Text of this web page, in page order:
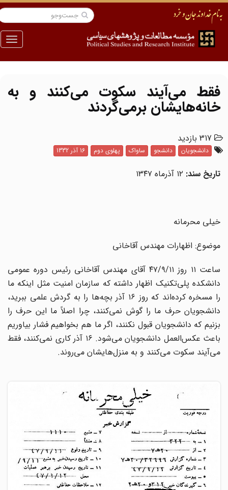
منو
فقط می‌آیند سکوت می‌کنند و به
خانه‌هایشان برمی‌گردند
317 بازدید
دانشجویان دانشجو ساواک پهلوی دوم
تاریخ سند:۱۲ آذرماه ۱۳۴۷
خیلی محرمانه
موضوع: اظهارات مهندس آقاخانی
ساعت ۱۱ روز ۴۷/۹/۱۱ آقای مهندس آقاخانی رئیس دوره عمومی
دانشکده پلی‌تکنیک اظهار داشته که سازمان امنیت مثل اینکه ما
را مسخره کرده‌اند که روز ۱۶ آذر بچه‌ها را به گردش علمی ببرید،
دانشجویان حرف ما را گوش نمی‌کنند، چرا اصلاً ما این حرف را
بزنیم که دانشجویان قبول نکنند، اگر ما هم بخواهیم فشار بیاوریم
باعث عکس‌العمل دانشجویان می‌شود. ۱۶ آذر کاری نمی‌کنند، فقط
می‌آیند سکوت می‌کنند و به منزل‌هایشان می‌روند.